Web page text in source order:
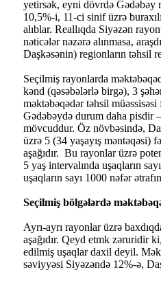
yetirsək, eyni dövrdə Gədəbəy
10,5%-i, 11-ci sinif üzrə
alıblar. Reallıqda Siyəzən
nəticələr nəzərə alınmasa,
Daşkəsənin) regionların təhsil
Seçilmiş rayonlarda
kənd (qəsəbələrlə birgə), 3
məktəbəqədər təhsil
Gədəbəydə durum daha pisdir
mövcuddur. Öz növbəsində,
üzrə 5 (34 yaşayış məntəqəsi)
aşağıdır. Bu rayonlar üzrə
5 yaş intervalında uşaqların
uşaqların sayı 1000 nəfər
Seçilmiş bölgələrdə
Ayrı-ayrı rayonlar üzrə
aşağıdır. Qeyd etmk zəruridir
edilmiş uşaqlar daxil deyil.
səviyyəsi Siyəzəndə 12%-ə,